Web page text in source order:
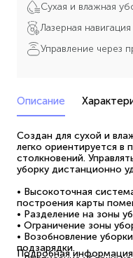
Сухая и влажная
Лазерная навигация
Управление через
Описание
Создан для сухой и
легко ориентируется в
столкновений.
уборку дистанционно
• Высокоточная
построения карты
• Разделение на зоны
• Ограничение зоны
• Возобновление
подзарядки.
Подробная